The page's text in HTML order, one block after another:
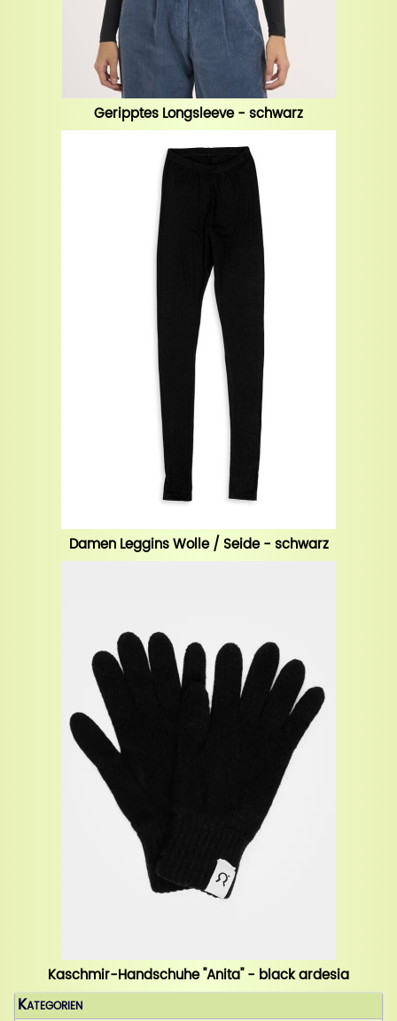
Geripptes Longsleeve - schwarz
Damen Leggins Wolle / Seide - schwarz
Kaschmir-Handschuhe "Anita" - black ardesia
Kategorien